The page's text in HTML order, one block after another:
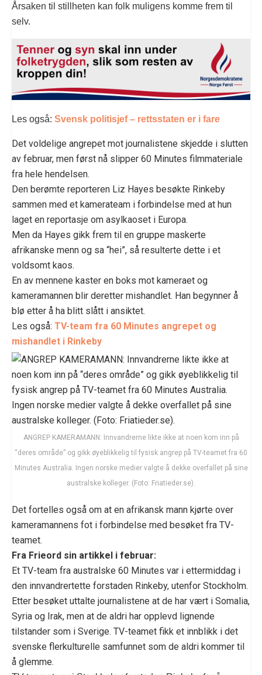
Årsaken til stillheten kan folk muligens komme frem til
selv.
Les også: Svensk politisjef – rettsstaten er i fare
Det voldelige angrepet mot journalistene skjedde i slutten
av februar, men først nå slipper 60 Minutes filmmateriale
fra hele hendelsen.
Den berømte reporteren Liz Hayes besøkte Rinkeby
sammen med et kamerateam i forbindelse med at hun
laget en reportasje om asylkaoset i Europa.
Men da Hayes gikk frem til en gruppe maskerte
afrikanske menn og sa “hei”, så resulterte dette i et
voldsomt kaos.
En av mennene kaster en boks mot kameraet og
kameramannen blir deretter mishandlet. Han begynner å
blø etter å ha blitt slått i ansiktet.
Les også: TV-team fra 60 Minutes angrepet og
mishandlet i Rinkeby
ANGREP KAMERAMANN: Innvandrerne likte ikke at noen kom inn på
“deres område” og gikk øyeblikkelig til fysisk angrep på TV-teamet fra 60
Minutes Australia. Ingen norske medier valgte å dekke overfallet på sine
australske kolleger. (Foto: Friatieder.se).
Det fortelles også om at en afrikansk mann kjørte over
kameramannens fot i forbindelse med besøket fra TV-
teamet.
Fra Frieord sin artikkel i februar:
Et TV-team fra australske 60 Minutes var i ettermiddag i
den innvandrertette forstaden Rinkeby, utenfor Stockholm.
Etter besøket uttalte journalistene at de har vært i Somalia,
Syria og Irak, men at de aldri har opplevd lignende
tilstander som i Sverige. TV-teamet fikk et innblikk i det
svenske flerkulturelle samfunnet som de aldri kommer til
å glemme.